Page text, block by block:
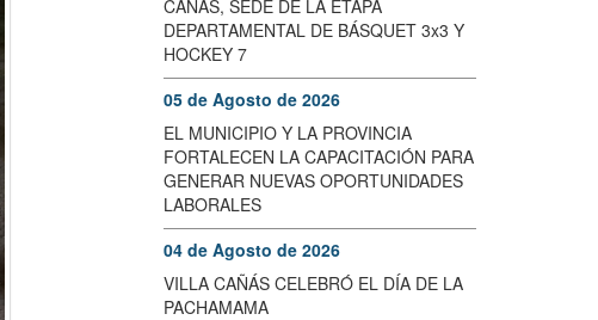
CAÑÁS, SEDE DE LA ETAPA
DEPARTAMENTAL DE BÁSQUET 3x3 Y
HOCKEY 7
05 de Agosto de 2026
EL MUNICIPIO Y LA PROVINCIA
FORTALECEN LA CAPACITACIÓN PARA
GENERAR NUEVAS OPORTUNIDADES
LABORALES
04 de Agosto de 2026
VILLA CAÑÁS CELEBRÓ EL DÍA DE LA
PACHAMAMA